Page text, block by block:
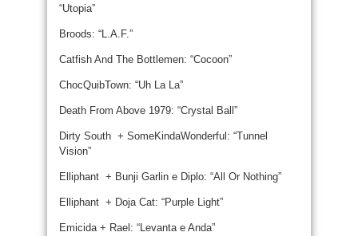
“Utopia”
Broods: “L.A.F.”
Catfish And The Bottlemen: “Cocoon”
ChocQuibTown: “Uh La La”
Death From Above 1979: “Crystal Ball”
Dirty South + SomeKindaWonderful: “Tunnel
Vision”
Elliphant + Bunji Garlin e Diplo: “All Or Nothing”
Elliphant + Doja Cat: “Purple Light”
Emicida + Rael: “Levanta e Anda”